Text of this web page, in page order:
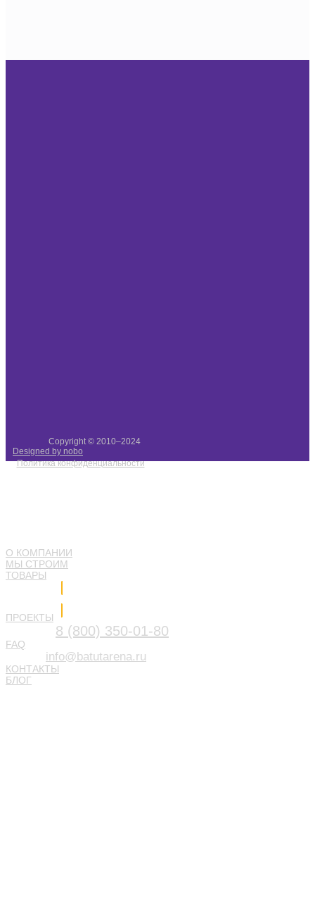
О КОМПАНИИ
МЫ СТРОИМ
ТОВАРЫ
ПРОЕКТЫ
8 (800) 350-01-80
FAQ
info@batutarena.ru
КОНТАКТЫ
БЛОГ
Copyright © 2010–2024
Designed by nobo
Политика конфиденциальности